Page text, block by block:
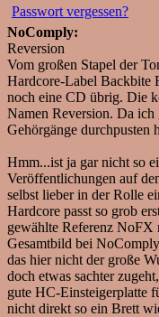
Passwort vergessen?
NoComply:
Reversion
Vom großen Stapel der
Hardcore-Label Backbite
noch eine CD übrig. Die
Namen Reversion. Da ich
Gehörgänge durchpusten
Hmm...ist ja gar nicht so
Veröffentlichungen auf
selbst lieber in der Rolle
Hardcore passt so grob
gewählte Referenz NoFX
Gesamtbild bei
das hier nicht der große
doch etwas sachter
gute HC-Einsteigerplatte
nicht direkt so ein Brett